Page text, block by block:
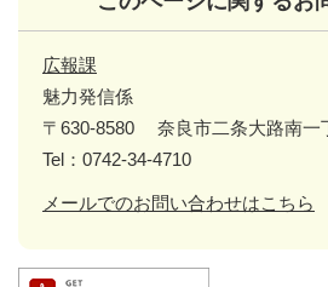
広報課
魅力発信係
〒630-8580
奈良市二条大路南一
Tel：0742-34-4710
メールでのお問い合わせはこちら